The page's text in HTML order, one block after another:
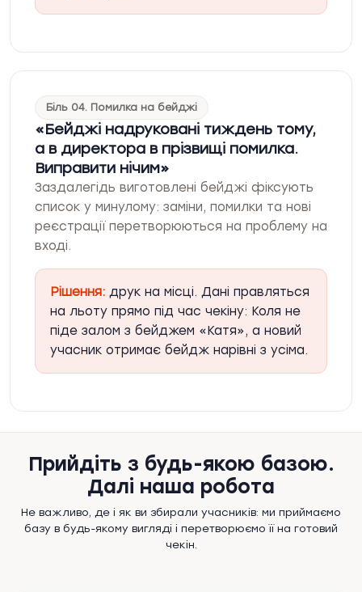
Біль 04. Помилка на бейджі
Бейджі надруковані тиждень тому,
а в директора в прізвищі помилка.
Виправити нічим
Заздалегідь виготовлені бейджі фіксують
список у минулому: заміни, помилки та нові
реєстрації перетворюються на проблему на
вході.
Рішення: друк на місці. Дані правляться
на льоту прямо під час чекіну: Коля не
піде залом з бейджем «Катя», а новий
учасник отримає бейдж нарівні з усіма.
Прийдіть з будь-якою базою.
Далі наша робота
Не важливо, де і як ви збирали учасників: ми приймаємо
базу в будь-якому вигляді і перетворюємо її на готовий
чекін.